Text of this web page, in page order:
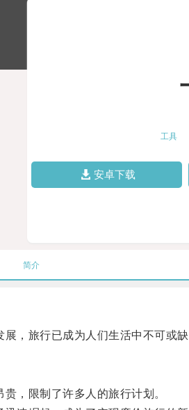
工具
安卓下载
简介
旅行已成为人们生活中不可或缺
，限制了许多人的旅行计划。